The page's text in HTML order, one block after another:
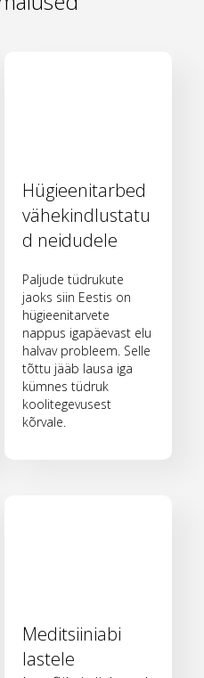
Hügieenitarbed
vähekindlustatu
d neidudele
Paljude tüdrukute
jaoks siin Eestis on
hügieenitarvete
nappus igapäevast elu
halvav probleem. Selle
tõttu jääb lausa iga
kümnes tüdruk
koolitegevusest
kõrvale.
Meditsiiniabi
lastele